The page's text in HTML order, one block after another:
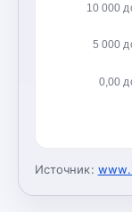
0,00
5 000
10 000
Источник: